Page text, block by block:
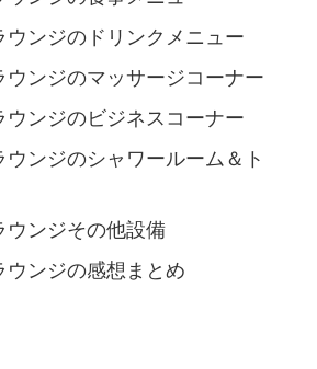
ウンジのドリンクメニュー
ウンジのマッサージコーナー
ウンジのビジネスコーナー
ウンジのシャワールーム＆ト
ウンジその他設備
ウンジの感想まとめ